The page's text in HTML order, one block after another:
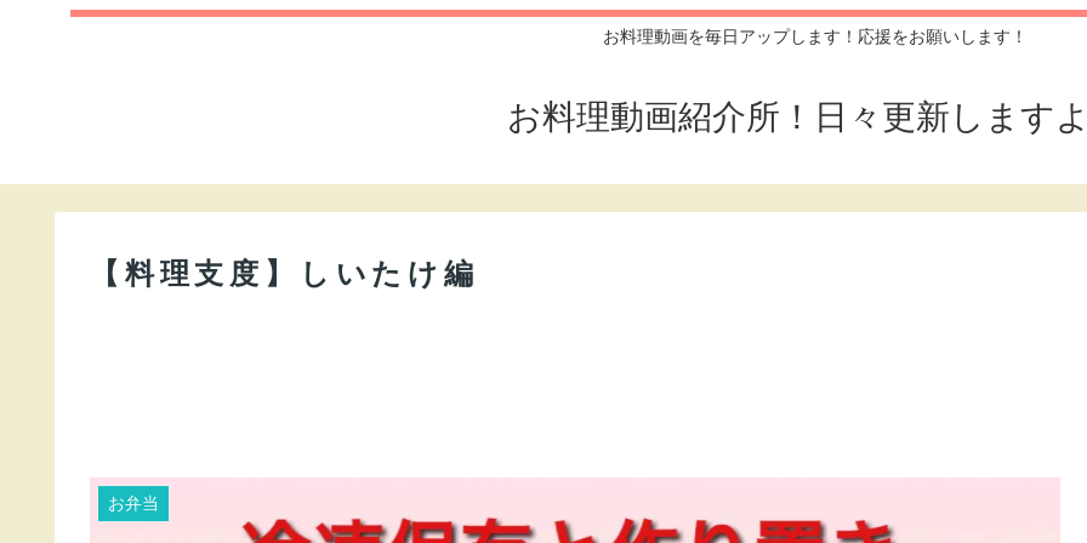
お料理動画を毎日アップします！応援をお願いします！
お料理動画紹介所！日々更新します
【料理支度】しいたけ編
お弁当